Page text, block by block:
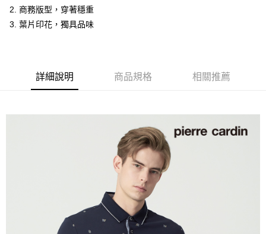
全家取貨付款
每筆NT$60，滿NT$1,200(含以上)免運費
萊爾富取貨付款
每筆NT$60，滿NT$1,200(含以上)免運費
每筆NT$60，滿NT$1,200(含以上)免運費
每筆NT$60，滿NT$1,200(含以上)免運費
2. 商務版型，穿著穩重
3. 葉片印花，獨具品味
詳細說明 商品規格 相關推薦